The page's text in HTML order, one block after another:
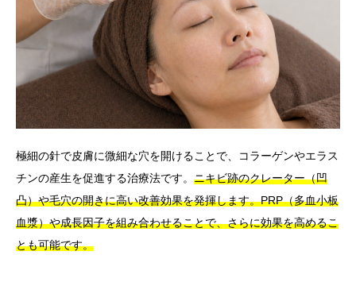
極細の針で皮膚に微細な穴を開けることで、コラーゲンやエラス
チンの産生を促進する治療法です。 ニキビ跡のクレーター（凹
凸）や毛穴の開きに高い改善効果を発揮します。PRP（多血小板
血漿）や成長因子を組み合わせることで、さらに効果を高めるこ
とも可能です。